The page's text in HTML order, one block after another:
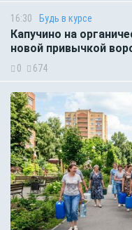
16:30 Будь в курсе
Капучино на
новой привычкой
0 674